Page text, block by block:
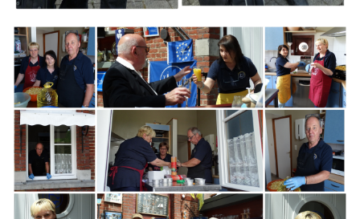
Branding
ARMCHAIR